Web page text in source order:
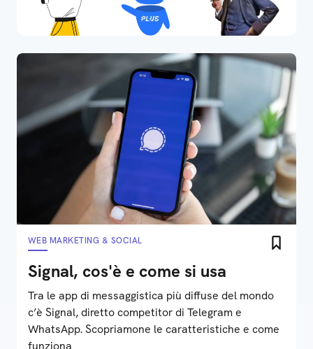
WEB MARKETING & SOCIAL
Signal, cos'è e come si usa
Tra le app di messaggistica più diffuse del mondo
c’è Signal, diretto competitor di Telegram e
WhatsApp. Scopriamone le caratteristiche e come
funziona